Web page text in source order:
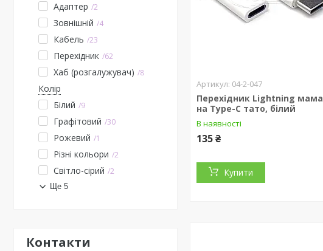
Адаптер 2
Зовнішній 4
Кабель 23
Перехідник 62
Хаб (розгалужувач) 8
Колір
Білий
9
Графітовий 30
Рожевий 1
Різні кольори 2
Світло-сірий 2
Ще 5
Контакти
04-2-047
Перехідник Lightning мама
на Type-C тато, білий
В наявності
135 ₴
Купити